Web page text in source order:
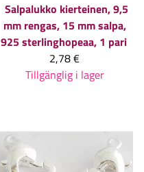
Salpalukko kierteinen, 9,5
mm rengas, 15 mm salpa,
925 sterlinghopeaa, 1 pari
2,78 €
Tillgänglig i lager